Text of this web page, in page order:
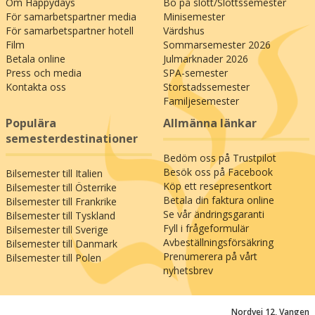
möjligheter till stadsliv med caféer och shopping.
Sammantaget är en minisemester på Schloss
Fleesensee en unik möjlighet att få en inblick i
Mecklenburgs naturskönhet och ett område
som fram till murens fall låg dolt bakom
järnridån: Mecklenburg-Vorpommerns landskap
rymmer mer än 2000 glittrande sjöar och 1700
kilometer kustlinje med brusande vågor längs
Östersjön – och här väntar äventyret runt varje
slingrande allé med praktfulla slott,
hansaromantik och korsvirkesstäder som pärlor
på ett snöre.
Det här är semestern där du kan vara aktiv –
utnyttja vandringsmöjligheterna eller kanske
spela golf på en av Tysklands enligt uppgift
vackraste banor, som ligger precis intill
slottsparken. Eller så vill du bara koppla av, sätta
dig med en bok och en kall öl i solen framför
För samarbetspartner media
För samarbetspartner hotell
Film
Betala online
Press och media
Kontakta oss
Minisemester
Värdshus
Sommarsemester 2026
Julmarknader 2026
SPA-semester
Storstadssemester
Familjesemester
Populära
semesterdestinationer
Bilsemester till Italien
Bilsemester till Österrike
Bilsemester till Frankrike
Bilsemester till Tyskland
Bilsemester till Sverige
Bilsemester till Danmark
Bilsemester till Polen
Allmänna länkar
Bedöm oss på Trustpilot
Besök oss på Facebook
Köp ett resepresentkort
Betala din faktura online
Se vår ändringsgaranti
Fyll i frågeformulär
Avbeställningsförsäkring
Prenumerera på vårt
nyhetsbrev
Nordvej 12, Vangen